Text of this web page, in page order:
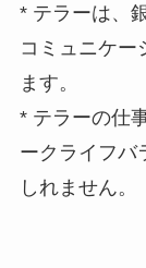
* テラーは、
コミュニケー
ます。
* テラーの仕
ークライフバ
しれません。